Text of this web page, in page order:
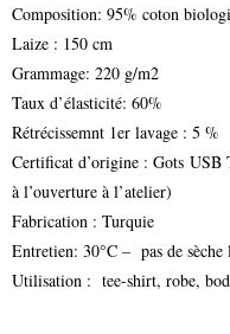
Composition: 95% coton
Laize : 150 cm
Grammage: 220 g/m2
Taux d’élasticité: 60%
Rétrécissemnt 1er lavage : 5 %
Certificat d’origine : Gots
à l’ouverture à l’atelier)
Fabrication : Turquie
Entretien: 30°C – pas de sèche
Utilisation : tee-shirt, robe,